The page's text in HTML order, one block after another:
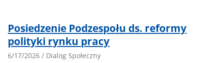
Posiedzenie Podzespołu ds. reformy
polityki rynku pracy
6/17/2026 / Dialog Społeczny